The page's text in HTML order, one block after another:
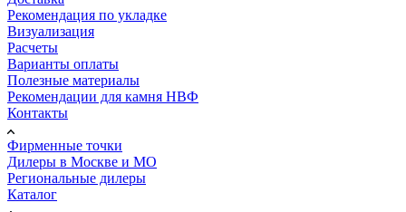
Рекомендация по укладке
Визуализация
Расчеты
Варианты оплаты
Полезные материалы
Рекомендации для камня НВФ
Контакты
Фирменные точки
Дилеры в Москве и МО
Региональные дилеры
Каталог